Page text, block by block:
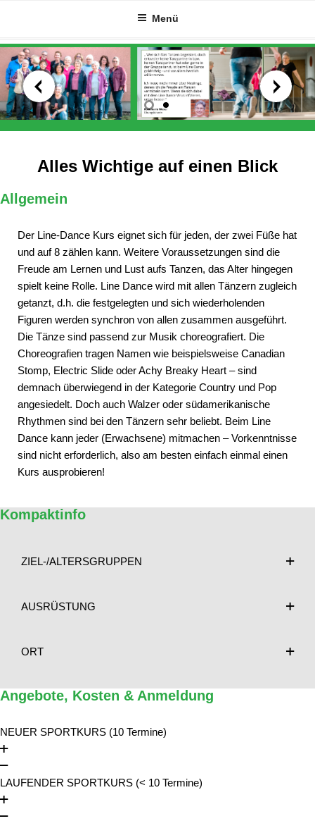
springen
Menü
Alles Wichtige auf einen Blick
Allgemein
Der Line-Dance Kurs eignet sich für jeden, der zwei Füße hat
und auf 8 zählen kann. Weitere Voraussetzungen sind die
Freude am Lernen und Lust aufs Tanzen, das Alter hingegen
spielt keine Rolle. Line Dance wird mit allen Tänzern zugleich
getanzt, d.h. die festgelegten und sich wiederholenden
Figuren werden synchron von allen zusammen ausgeführt.
Die Tänze sind passend zur Musik choreografiert. Die
Choreografien tragen Namen wie beispielsweise Canadian
Stomp, Electric Slide oder Achy Breaky Heart – sind
demnach überwiegend in der Kategorie Country und Pop
angesiedelt. Doch auch Walzer oder südamerikanische
Rhythmen sind bei den Tänzern sehr beliebt. Beim Line
Dance kann jeder (Erwachsene) mitmachen – Vorkenntnisse
sind nicht erforderlich, also am besten einfach einmal einen
Kurs ausprobieren!
Kompaktinfo
ZIEL-/ALTERSGRUPPEN
AUSRÜSTUNG
ORT
Angebote, Kosten & Anmeldung
NEUER SPORTKURS (10 Termine)
LAUFENDER SPORTKURS (< 10 Termine)